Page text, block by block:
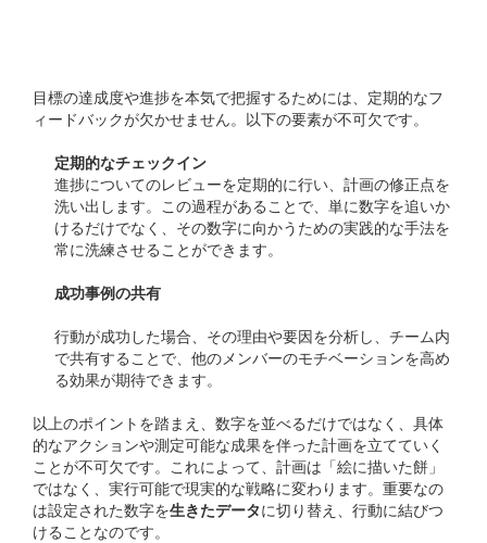
目標の達成度や進捗を本気で把握するためには、定期的なフ
ィードバックが欠かせません。以下の要素が不可欠です。
定期的なチェックイン
進捗についてのレビューを定期的に行い、計画の修正点を
洗い出します。この過程があることで、単に数字を追いか
けるだけでなく、その数字に向かうための実践的な手法を
常に洗練させることができます。
成功事例の共有
行動が成功した場合、その理由や要因を分析し、チーム内
で共有することで、他のメンバーのモチベーションを高め
る効果が期待できます。
以上のポイントを踏まえ、数字を並べるだけではなく、具体
的なアクションや測定可能な成果を伴った計画を立てていく
ことが不可欠です。これによって、計画は「絵に描いた餅」
ではなく、実行可能で現実的な戦略に変わります。重要なの
は設定された数字を生きたデータに切り替え、行動に結びつ
けることなのです。